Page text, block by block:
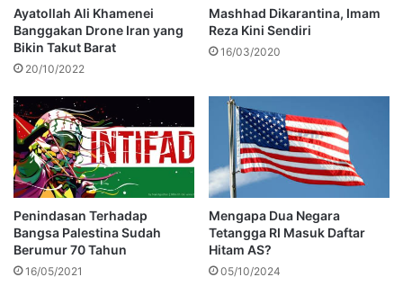
Ayatollah Ali Khamenei
Banggakan Drone Iran yang
Bikin Takut Barat
20/10/2022
Mashhad Dikarantina, Imam
Reza Kini Sendiri
16/03/2020
Penindasan Terhadap
Bangsa Palestina Sudah
Berumur 70 Tahun
16/05/2021
Mengapa Dua Negara
Tetangga RI Masuk Daftar
Hitam AS?
05/10/2024